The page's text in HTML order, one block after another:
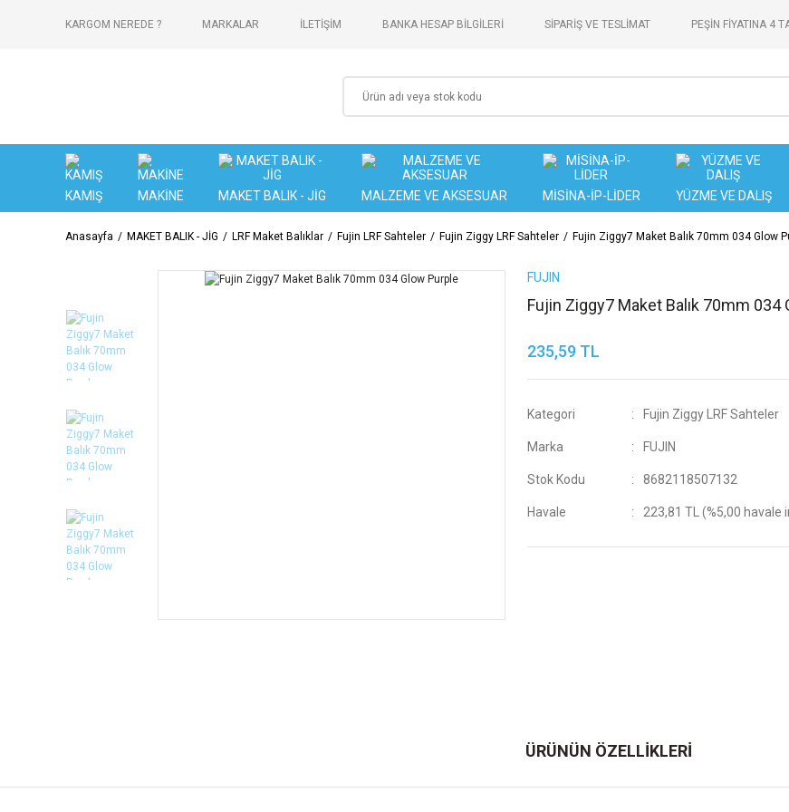
KARGOM NEREDE ? MARKALAR İLETİŞİM BANKA HESAP BİLGİLERİ SİPARİŞ VE TESLİMAT PEŞİN FİYATINA 4
KAMIŞ MAKİNE MAKET BALIK - JİG MALZEME VE AKSESUAR MİSİNA-İP-LİDER YÜZME VE DALIŞ
Anasayfa MAKET BALIK - JİG LRF Maket Balıklar Fujin LRF Sahteler Fujin Ziggy LRF Sahteler Fujin Ziggy7 Maket Balık 70mm 034 Glow
FUJIN
Fujin Ziggy7 Maket Balık 70mm 034
235,59 TL
Kategori Fujin Ziggy LRF Sahteler
Marka FUJIN
Stok Kodu 8682118507132
Havale 223,81 TL (%5,00 havale
ÜRÜNÜN ÖZELLİKLERİ